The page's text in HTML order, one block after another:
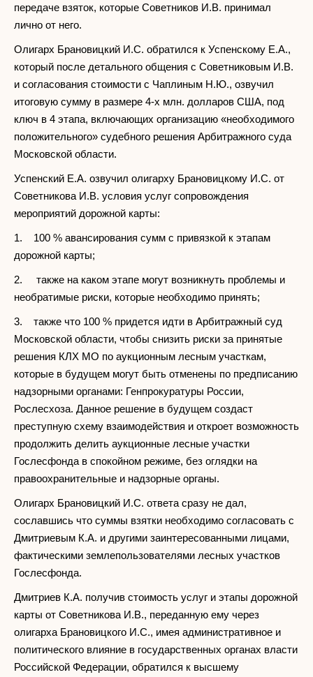
передаче взяток, которые Советников И.В. принимал
лично от него.
Олигарх Брановицкий И.С. обратился к Успенскому Е.А.,
который после детального общения с Советниковым И.В.
и согласования стоимости с Чаплиным Н.Ю., озвучил
итоговую сумму в размере 4-х млн. долларов США, под
ключ в 4 этапа, включающих организацию «необходимого
положительного» судебного решения Арбитражного суда
Московской области.
Успенский Е.А. озвучил олигарху Брановицкому И.С. от
Советникова И.В. условия услуг сопровождения
мероприятий дорожной карты:
1. 100 % авансирования сумм с привязкой к этапам
дорожной карты;
2. также на каком этапе могут возникнуть проблемы и
необратимые риски, которые необходимо принять;
3. также что 100 % придется идти в Арбитражный суд
Московской области, чтобы снизить риски за принятые
решения КЛХ МО по аукционным лесным участкам,
которые в будущем могут быть отменены по предписанию
надзорными органами: Генпрокуратуры России,
Рослесхоза. Данное решение в будущем создаст
преступную схему взаимодействия и откроет возможность
продолжить делить аукционные лесные участки
Гослесфонда в спокойном режиме, без оглядки на
правоохранительные и надзорные органы.
Олигарх Брановицкий И.С. ответа сразу не дал,
сославшись что суммы взятки необходимо согласовать с
Дмитриевым К.А. и другими заинтересованными лицами,
фактическими землепользователями лесных участков
Гослесфонда.
Дмитриев К.А. получив стоимость услуг и этапы дорожной
карты от Советникова И.В., переданную ему через
олигарха Брановицкого И.С., имея административное и
политического влияние в государственных органах власти
Российской Федерации, обратился к высшему